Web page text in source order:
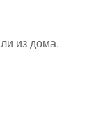
из дома.